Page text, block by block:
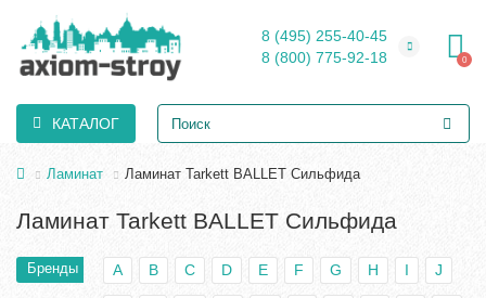
8 (495) 255-40-45
8 (800) 775-92-18
0
КАТАЛОГ
Ламинат Ламинат Tarkett BALLET Сильфида
Ламинат Tarkett BALLET Сильфида
Бренды A B C D E F G H I J